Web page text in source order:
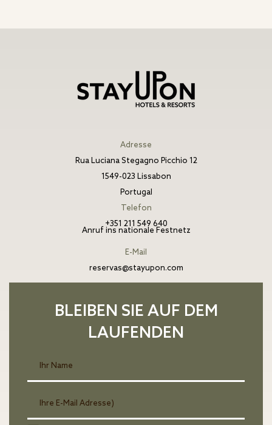
Adresse
Rua Luciana Stegagno Picchio 12
1549-023 Lissabon
Portugal
Telefon
+351 211 549 640
Anruf ins nationale Festnetz
E-Mail
reservas@stayupon.com
BLEIBEN SIE AUF DEM
LAUFENDEN